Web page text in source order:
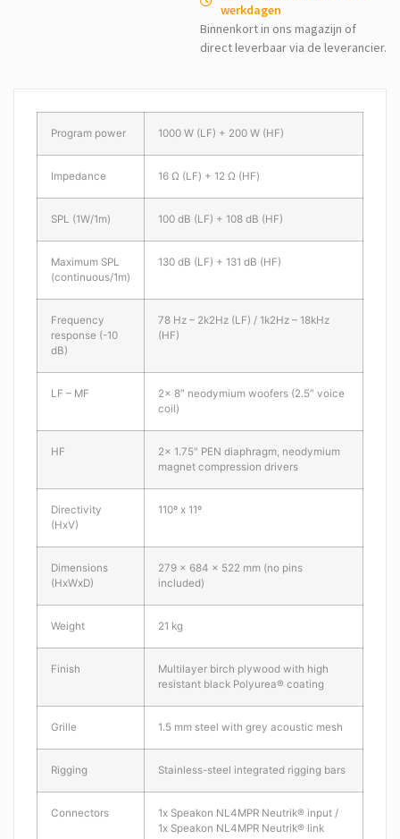
werkdagen
Binnenkort in ons magazijn of
direct leverbaar via de leverancier.
Program power 1000 W (LF) + 200 W (HF)
Impedance 16 Ω (LF) + 12 Ω (HF)
SPL (1W/1m) 100 dB (LF) + 108 dB (HF)
Maximum SPL
(continuous/1m)
130 dB (LF) + 131 dB (HF)
Frequency
response (-10
dB)
78 Hz – 2k2Hz (LF) / 1k2Hz – 18kHz
(HF)
LF – MF
2x 8″ neodymium woofers (2.5″ voice
coil)
HF
2x 1.75″ PEN diaphragm, neodymium
magnet compression drivers
Directivity
(HxV)
110º x 11º
Dimensions
(HxWxD)
279 x 684 x 522 mm (no pins
included)
Weight 21 kg
Finish
Multilayer birch plywood with high
resistant black Polyurea® coating
Grille 1.5 mm steel with grey acoustic mesh
Rigging Stainless-steel integrated rigging bars
Connectors
1x Speakon NL4MPR Neutrik® input /
1x Speakon NL4MPR Neutrik® link